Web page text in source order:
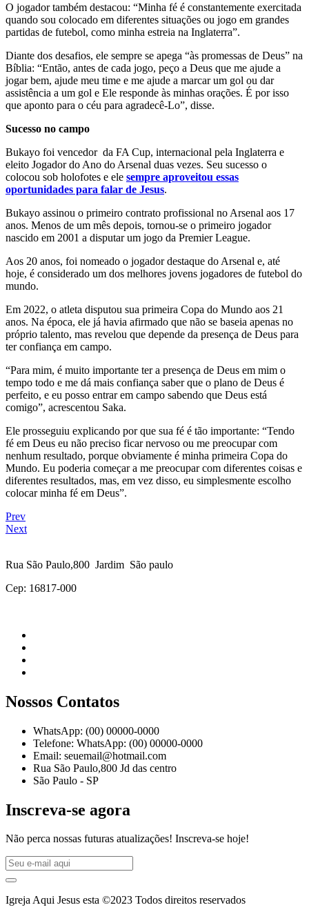
O jogador também destacou: “Minha fé é constantemente exercitada
quando sou colocado em diferentes situações ou jogo em grandes
partidas de futebol, como minha estreia na Inglaterra”.
Diante dos desafios, ele sempre se apega “às promessas de Deus” na
Bíblia: “Então, antes de cada jogo, peço a Deus que me ajude a
jogar bem, ajude meu time e me ajude a marcar um gol ou dar
assistência a um gol e Ele responde às minhas orações. É por isso
que aponto para o céu para agradecê-Lo”, disse.
Sucesso no campo
Bukayo foi vencedor da FA Cup, internacional pela Inglaterra e
eleito Jogador do Ano do Arsenal duas vezes. Seu sucesso o
colocou sob holofotes e ele sempre aproveitou essas
oportunidades para falar de Jesus.
Bukayo assinou o primeiro contrato profissional no Arsenal aos 17
anos. Menos de um mês depois, tornou-se o primeiro jogador
nascido em 2001 a disputar um jogo da Premier League.
Aos 20 anos, foi nomeado o jogador destaque do Arsenal e, até
hoje, é considerado um dos melhores jovens jogadores de futebol do
mundo.
Em 2022, o atleta disputou sua primeira Copa do Mundo aos 21
anos. Na época, ele já havia afirmado que não se baseia apenas no
próprio talento, mas revelou que depende da presença de Deus para
ter confiança em campo.
“Para mim, é muito importante ter a presença de Deus em mim o
tempo todo e me dá mais confiança saber que o plano de Deus é
perfeito, e eu posso entrar em campo sabendo que Deus está
comigo”, acrescentou Saka.
Ele prosseguiu explicando por que sua fé é tão importante: “Tendo
fé em Deus eu não preciso ficar nervoso ou me preocupar com
nenhum resultado, porque obviamente é minha primeira Copa do
Mundo. Eu poderia começar a me preocupar com diferentes coisas e
diferentes resultados, mas, em vez disso, eu simplesmente escolho
colocar minha fé em Deus”.
Prev
Next
Rua São Paulo,800 Jardim São paulo
Cep: 16817-000
Nossos Contatos
WhatsApp: (00) 00000-0000
Telefone: WhatsApp: (00) 00000-0000
Email: seuemail@hotmail.com
Rua São Paulo,800 Jd das centro
São Paulo - SP
Inscreva-se agora
Não perca nossas futuras atualizações! Inscreva-se hoje!
Igreja Aqui Jesus esta ©2023 Todos direitos reservados